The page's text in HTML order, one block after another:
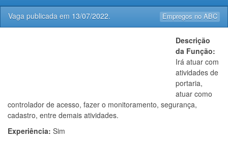
Empregos no ABC
Vaga publicada em 13/07/2022.
Descrição
da Função:
Irá atuar com
atividades de
portaria,
atuar como
controlador de acesso, fazer o monitoramento, segurança,
cadastro, entre demais atividades.
Experiência: Sim